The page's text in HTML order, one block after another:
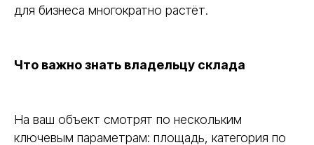
для бизнеса многократно растёт.
Что важно знать владельцу склада
На ваш объект смотрят по нескольким
ключевым параметрам: площадь, категория по